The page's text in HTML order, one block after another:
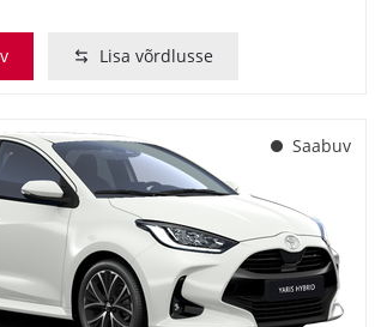
Lisa võrdlusse
Saabuv